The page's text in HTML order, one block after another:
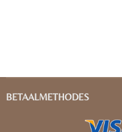
BETAALMETHODES